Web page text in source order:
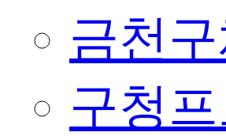
금천
구청